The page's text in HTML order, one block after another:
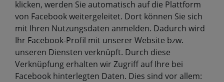
klicken, werden Sie automatisch auf die Plattform
von Facebook weitergeleitet. Dort können Sie sich
mit Ihren Nutzungsdaten anmelden. Dadurch wird
Ihr Facebook-Profil mit unserer Website bzw.
unseren Diensten verknüpft. Durch diese
Verknüpfung erhalten wir Zugriff auf Ihre bei
Facebook hinterlegten Daten. Dies sind vor allem: